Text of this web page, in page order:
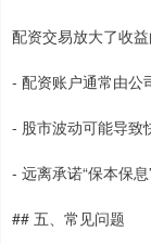
配资交易放大了收
- 配资账户通常由公
- 股市波动可能导致
- 远离承诺“保本保息
## 五、常见问题